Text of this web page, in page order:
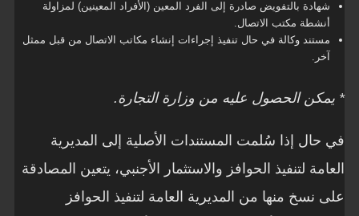
شهادة بالتفويض صادرة إلى الفرد المعين (الأفراد المعينين) لمزاولة
أنشطة مكتب الاتصال.
مستند وكالة في حال تنفيذ إجراءات إنشاء مكاتب الاتصال من قبل ممثل
آخر.
* يمكن الحصول عليه من وزارة التجارة.
في حال إذا سُلمت المستندات الأصلية إلى المديرية
العامة لتنفيذ الحوافز والاستثمار الأجنبي، يتعين المصادقة
على نسخ منها من المديرية العامة لتنفيذ الحوافز